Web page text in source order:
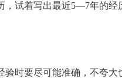
，试着写出最近5—7年的
验时要尽可能准确，不夸